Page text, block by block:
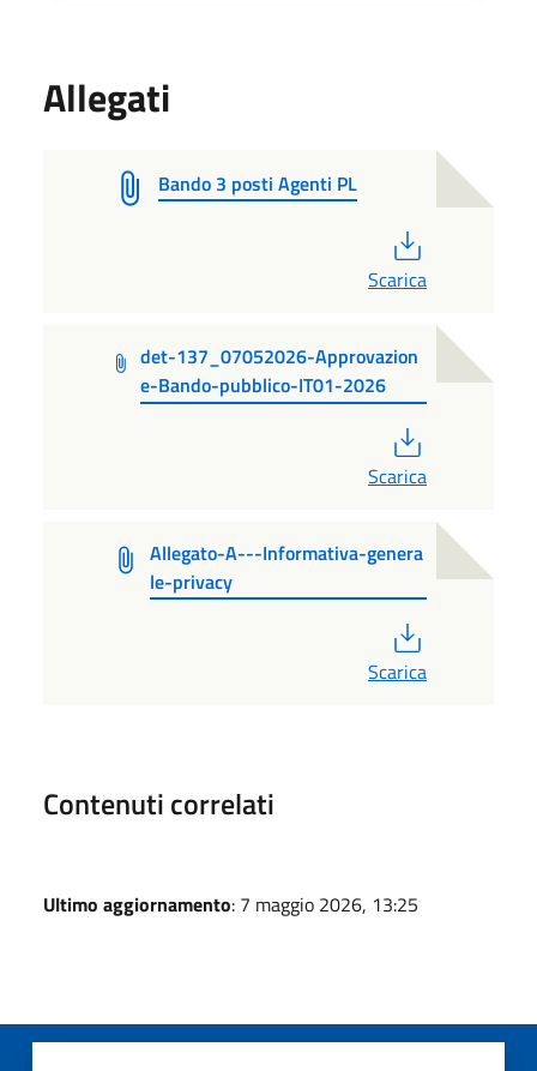
Allegati
Bando 3 posti Agenti PL
Scarica
det-137_07052026-Approvazion
e-Bando-pubblico-IT01-2026
Scarica
Allegato-A---Informativa-genera
le-privacy
Scarica
Contenuti correlati
Ultimo aggiornamento: 7 maggio 2026, 13:25